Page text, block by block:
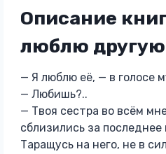
Описание
люблю
— Я люблю её, — в голосе
— Любишь?..
— Твоя сестра во всём
сблизились за последнее
Таращусь на него, не в